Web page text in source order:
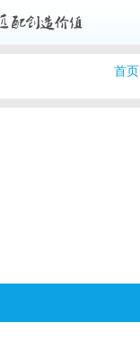
首页